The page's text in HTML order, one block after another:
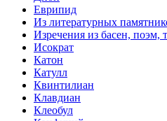
Еврипид
Из литературных
Изречения из басен, поэм,
Исократ
Катон
Катулл
Квинтилиан
Клавдиан
Клеобул